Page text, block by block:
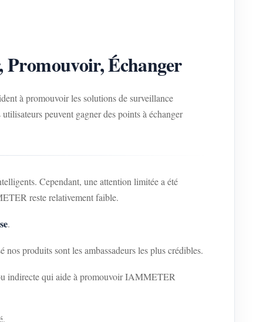
Échanger
à promouvoir les solutions de surveillance
peuvent gagner des points à échanger
Cependant, une attention limitée a été
reste relativement faible.
.
produits sont les ambassadeurs les plus crédibles.
indirecte qui aide à promouvoir IAMMETER